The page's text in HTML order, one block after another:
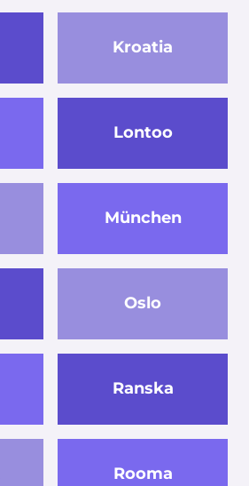
Kroatia
Lontoo
München
Oslo
Ranska
Rooma